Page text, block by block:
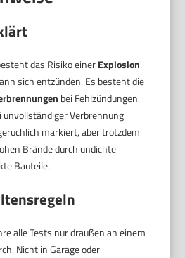
das Risiko einerExplosion.
sich entzünden. Es besteht die
bei Fehlzündungen.
unvollständiger Verbrennung
markiert, aber trotzdem
Brände durch undichte
Bauteile.
alle Tests nur draußen an einem
Nicht in Garage oder